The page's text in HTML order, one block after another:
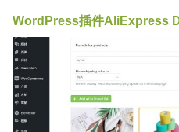
WordPress插件AliExpress